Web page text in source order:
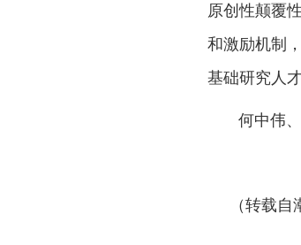
原创性颠覆
和激励机制
基础研究人
何中伟、
（转载自